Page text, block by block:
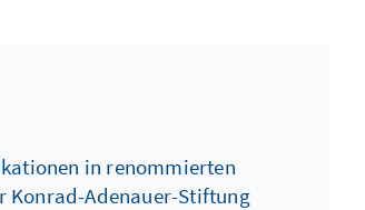
in renommierten
Konrad-Adenauer-Stiftung